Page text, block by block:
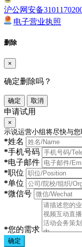
沪公网安备
电子营业执照
删除
×
确定删除吗？
确定 取消
申请试用
×
示说运营小组将尽快与
*姓名
*手机号码
*电子邮件
*职位
*单位
*微信号
*您的需求
确定